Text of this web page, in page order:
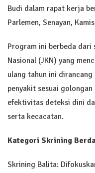
Budi dalam rapat kerja
Parlemen, Senayan,
Program ini berbeda dari
Nasional (JKN) yang
ulang tahun ini
penyakit sesuai
efektivitas deteksi dini
serta kecacatan.
Kategori Skrining
Skrining Balita: